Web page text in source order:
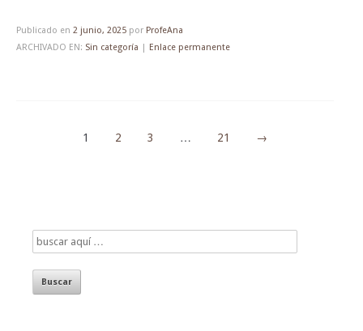
Publicado en 2 junio, 2025 por ProfeAna
ARCHIVADO EN: Sin categoría | Enlace permanente
1 2 3 … 21 →